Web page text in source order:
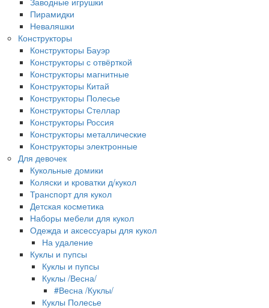
Пирамидки
Неваляшки
Конструкторы
Конструкторы Бауэр
Конструкторы с отвёрткой
Конструкторы магнитные
Конструкторы Китай
Конструкторы Полесье
Конструкторы Стеллар
Конструкторы Россия
Конструкторы металлические
Конструкторы электронные
Для девочек
Кукольные домики
Коляски и кроватки д/кукол
Транспорт для кукол
Детская косметика
Наборы мебели для кукол
Одежда и аксессуары для кукол
На удаление
Куклы и пупсы
Куклы и пупсы
Куклы /Весна/
#Весна /Куклы/
Куклы Полесье